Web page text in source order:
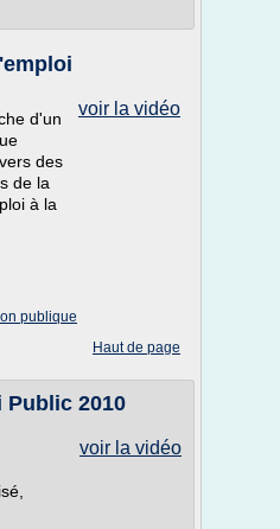
voir la vidéo
d'un
des
de la
à la
publique
Haut de page
2010
voir la vidéo